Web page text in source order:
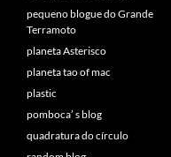
pequeno blogue do Grande
Terramoto
planeta Asterisco
planeta tao of mac
plastic
pomboca’ s blog
quadratura do círculo